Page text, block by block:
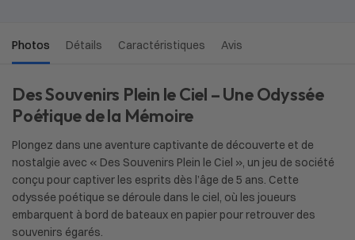
Photos Détails Caractéristiques Avis
Des Souvenirs Plein le Ciel – Une Odyssée
Poétique de la Mémoire
Plongez dans une aventure captivante de découverte et de
nostalgie avec « Des Souvenirs Plein le Ciel », un jeu de société
conçu pour captiver les esprits dès l’âge de 5 ans. Cette
odyssée poétique se déroule dans le ciel, où les joueurs
embarquent à bord de bateaux en papier pour retrouver des
souvenirs égarés.